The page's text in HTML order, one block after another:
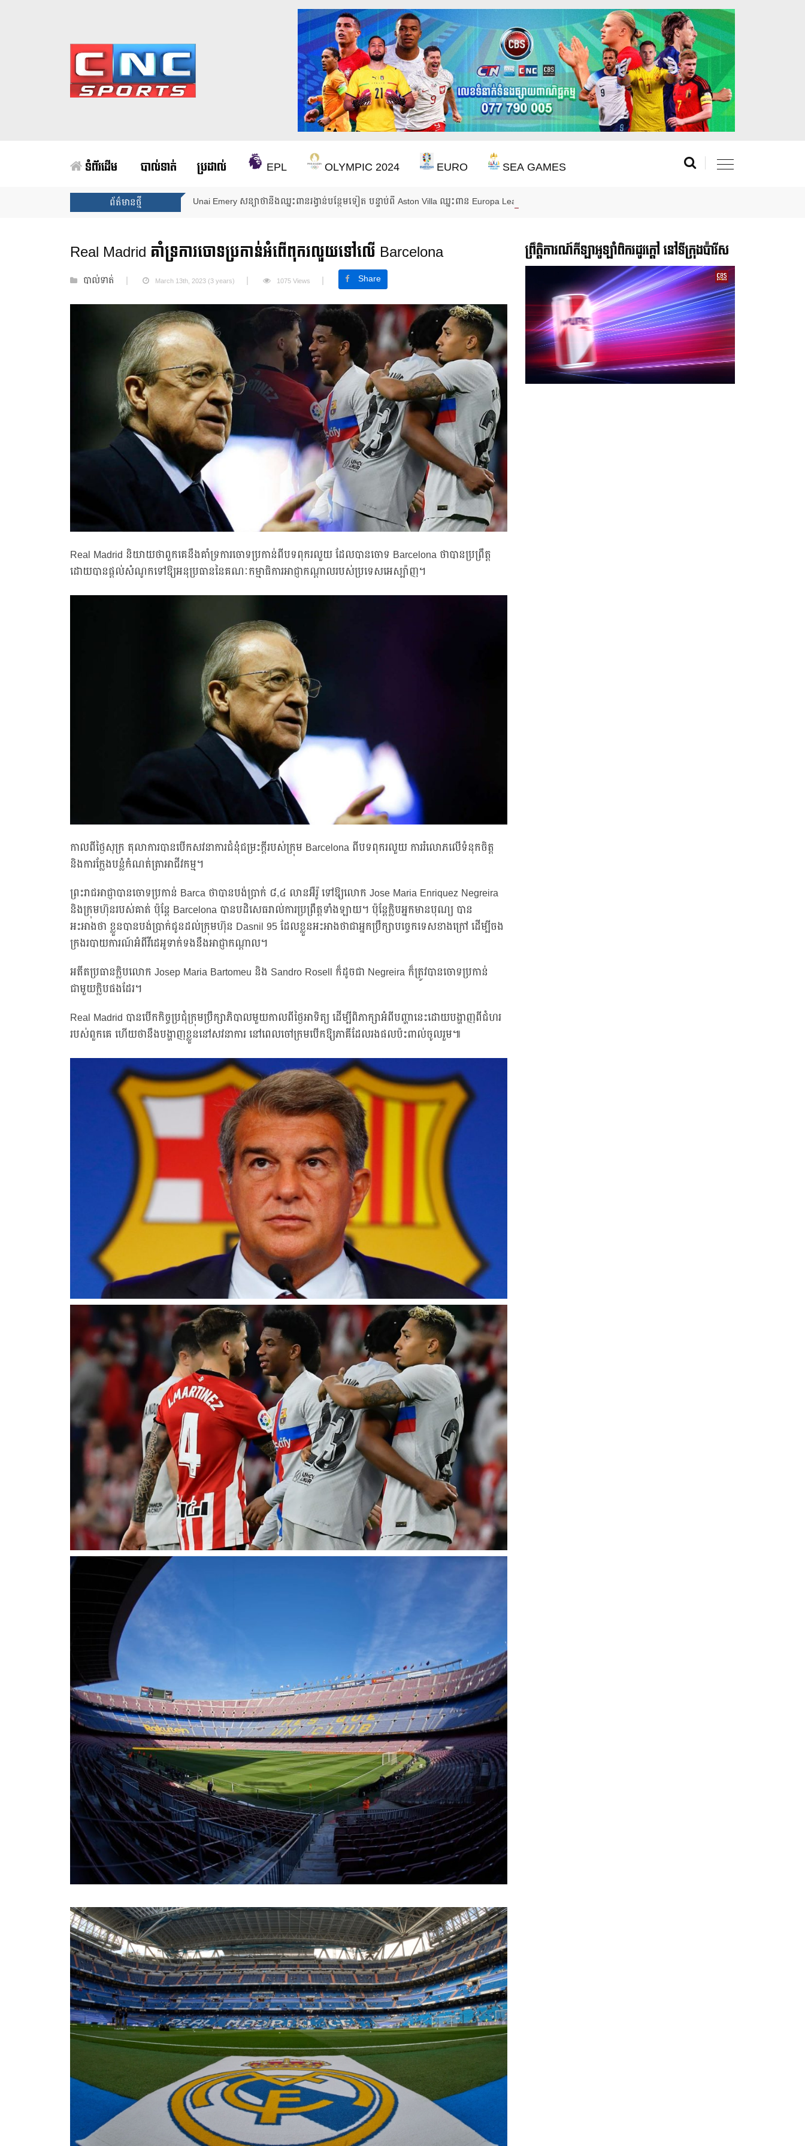
ទំព័រដើម បាល់ទាត់ ប្រដាល់ EPL OLYMPIC 2024 EURO SEA GAMES
ព័ត៌មានថ្មី Unai Emery សន្យាថានឹងឈ្នះពានរង្វាន់បន្ថែមទៀត បន្ទាប់ពី Aston Villa ឈ្នះពាន Europa League
Real Madrid គាំទ្រការចោទប្រកាន់អំពើពុករលួយទៅលើ Barcelona
បាល់ទាត់ March 13th, 2023 (3 years) 1075 Views Share
Real Madrid និយាយថាពួកគេនឹងគាំទ្រការចោទប្រកាន់ពីបទពុករលួយ ដែលបានចោទ Barcelona ថាបានប្រព្រឹត្ត
ដោយបានផ្ដល់សំណូកទៅឱ្យអនុប្រធាននៃគណៈកម្មាធិការអាជ្ញាកណ្តាលរបស់ប្រទេសអេស្ប៉ាញ។
កាលពីថ្ងៃសុក្រ តុលាការបានបើកសវនាការជំនុំជម្រះក្ដីរបស់ក្រុម Barcelona ពីបទពុករលួយ ការរំលោភលើទំនុកចិត្ត
និងការក្លែងបន្លំកំណត់ត្រាអាជីវកម្ម។
ព្រះរាជអាជ្ញាបានចោទប្រកាន់ Barca ថាបានបង់ប្រាក់ ៨,៤ លានអឺរ៉ូ ទៅឱ្យលោក Jose Maria Enriquez Negreira
និងក្រុមហ៊ុនរបស់គាត់ ប៉ុន្តែ Barcelona បានបដិសេធរាល់ការប្រព្រឹត្តទាំងឡាយ។ ប៉ុន្តែក្លិបអ្នកមានបុណ្យ បាន
អះអាងថា ខ្លួនបានបង់ប្រាក់ជូនដល់ក្រុមហ៊ុន Dasnil 95 ដែលខ្លួនអះអាងថាជាអ្នកប្រឹក្សាបច្ចេកទេសខាងក្រៅ ដើម្បីចង
ក្រងរបាយការណ៍អំពីវីដេអូទាក់ទងនឹងអាជ្ញាកណ្តាល។
អតីតប្រធានក្លិបលោក Josep Maria Bartomeu និង Sandro Rosell ក៏ដូចជា Negreira ក៏ត្រូវបានចោទប្រកាន់
ជាមួយក្លិបផងដែរ។
Real Madrid បានបើកកិច្ចប្រជុំក្រុមប្រឹក្សាភិបាលមួយកាលពីថ្ងៃអាទិត្យ ដើម្បីពិភាក្សាអំពីបញ្ហានេះដោយបង្ហាញពីជំហរ
របស់ពួកគេ ហើយថានឹងបង្ហាញខ្លួននៅសវនាការ នៅពេលចៅក្រមបើកឱ្យភាគីដែលរងផលប៉ះពាល់ចូលរួម៕
ព្រឹត្តិការណ៍កីឡាអូឡាំពិករដូវក្ដៅ នៅទីក្រុងប៉ារីស